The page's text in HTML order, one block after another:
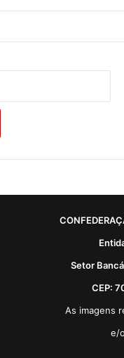
Setor
CEP:
As imagens
e/